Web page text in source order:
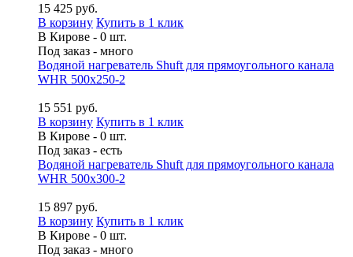
15 425 руб.
В корзину Купить в 1 клик
В Кирове - 0 шт.
Под заказ - много
Водяной нагреватель Shuft для прямоугольного канала
WHR 500x250-2
15 551 руб.
В корзину Купить в 1 клик
В Кирове - 0 шт.
Под заказ - есть
Водяной нагреватель Shuft для прямоугольного канала
WHR 500x300-2
15 897 руб.
В корзину Купить в 1 клик
В Кирове - 0 шт.
Под заказ - много